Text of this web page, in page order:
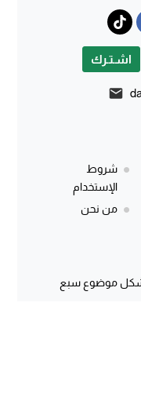
اشـتـرك
شروط
الإستخدام
من نحن
يشكل موضوع سبع